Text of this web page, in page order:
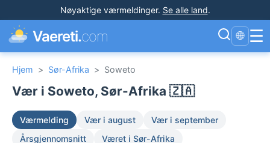
Nøyaktige værmeldinger. Se alle land.
Vaereti.com 🌐 ☰
Hjem > Sør-Afrika > Soweto
Vær i Soweto, Sør-Afrika 🇿🇦
Værmelding Vær i august
Vær i september
Årsgjennomsnitt
Været i Sør-Afrika